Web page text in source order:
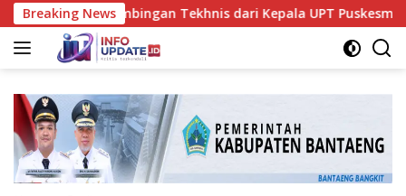
Skip
to
content
Breaking News
Bimbingan Tekhnis dari Kepala UPT Puskesmas Bissappu